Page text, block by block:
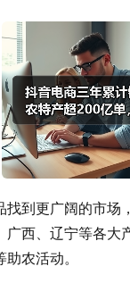
找到更广阔的市场
广西、辽宁等各大
农活动。